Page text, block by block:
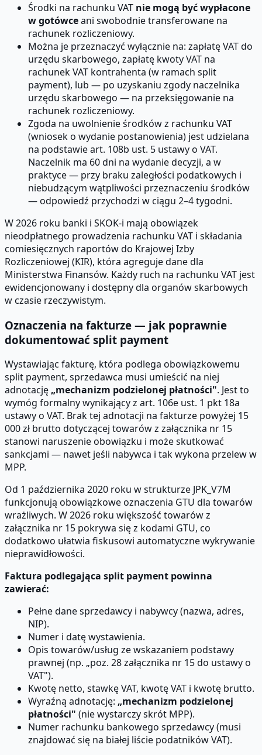
Środki na rachunku VAT nie mogą być wypłacone
w gotówceani swobodnie transferowane na
rachunek rozliczeniowy.
Można je przeznaczyć wyłącznie na: zapłatę VAT do
urzędu skarbowego, zapłatę kwoty VAT na
rachunek VAT kontrahenta (w ramach split
payment), lub — po uzyskaniu zgody naczelnika
urzędu skarbowego — na przeksięgowanie na
rachunek rozliczeniowy.
Zgoda na uwolnienie środków z rachunku VAT
(wniosek o wydanie postanowienia) jest udzielana
na podstawie art. 108b ust. 5 ustawy o VAT.
Naczelnik ma 60 dni na wydanie decyzji, a w
praktyce — przy braku zaległości podatkowych i
niebudzącym wątpliwości przeznaczeniu środków
— odpowiedź przychodzi w ciągu 2–4 tygodni.
W 2026 roku banki i SKOK-i mają obowiązek
nieodpłatnego prowadzenia rachunku VAT i składania
comiesięcznych raportów do Krajowej Izby
Rozliczeniowej (KIR), która agreguje dane dla
Ministerstwa Finansów. Każdy ruch na rachunku VAT jest
ewidencjonowany i dostępny dla organów skarbowych
w czasie rzeczywistym.
Oznaczenia na fakturze — jak poprawnie
dokumentować split payment
Wystawiając fakturę, która podlega obowiązkowemu
split payment, sprzedawca musi umieścić na niej
adnotację „mechanizm podzielonej płatności". Jest to
wymóg formalny wynikający z art. 106e ust. 1 pkt 18a
ustawy o VAT. Brak tej adnotacji na fakturze powyżej 15
000 zł brutto dotyczącej towarów z załącznika nr 15
stanowi naruszenie obowiązku i może skutkować
sankcjami — nawet jeśli nabywca i tak wykona przelew w
MPP.
Od 1 października 2020 roku w strukturze JPK_V7M
funkcjonują obowiązkowe oznaczenia GTU dla towarów
wrażliwych. W 2026 roku większość towarów z
załącznika nr 15 pokrywa się z kodami GTU, co
dodatkowo ułatwia fiskusowi automatyczne wykrywanie
nieprawidłowości.
Faktura podlegająca split payment powinna
zawierać:
Pełne dane sprzedawcy i nabywcy (nazwa, adres,
NIP).
Numer i datę wystawienia.
Opis towarów/usług ze wskazaniem podstawy
prawnej (np. „poz. 28 załącznika nr 15 do ustawy o
VAT").
Kwotę netto, stawkę VAT, kwotę VAT i kwotę brutto.
Wyraźną adnotację: „mechanizm podzielonej
płatności" (nie wystarczy skrót MPP).
Numer rachunku bankowego sprzedawcy (musi
znajdować się na białej liście podatników VAT).